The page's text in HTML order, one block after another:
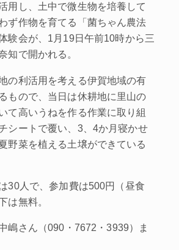
用し、土中で微生物を培養して
ず作物を育てる「菌ちゃん農法
験会が、1月19日午前10時から三
知で開かれる。
の利活用を考える伊賀地域の有
もので、当日は休耕地に里山の
て高いうねを作る作業に取り組
シートで覆い、3、4か月寝かせ
野菜を植える土壌ができている
30人で、参加費は500円（昼食
は無料。
嶋さん（090・7672・3939）ま